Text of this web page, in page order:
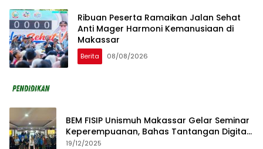
Ribuan Peserta Ramaikan Jalan Sehat
Anti Mager Harmoni Kemanusiaan di
Makassar
Berita 08/08/2026
BEM FISIP Unismuh Makassar Gelar Seminar
Keperempuanan, Bahas Tantangan Digital
dan Budaya Lokal
19/12/2025